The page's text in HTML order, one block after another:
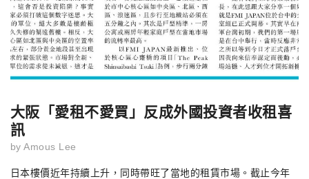
大阪「愛租不愛買」反成外國投資者收租喜
訊
by Amous Lee
日本樓價近年持續上升，同時帶旺了當地的租賃市場。截止今年